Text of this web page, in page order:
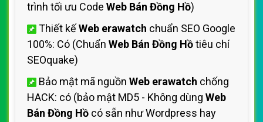
trình tối ưu Code Web Bán Đồng Hồ)
Thiết kếWeb erawatch chuẩn SEO Google
100%: Có (Chuẩn Web Bán Đồng Hồtiêu chí
SEOquake)
Bảo mật mã nguồn Web erawatch chống
HACK: có (bảo mật MD5 - Không dùng Web
Bán Đồng Hồ có sẵn như Wordpress hay